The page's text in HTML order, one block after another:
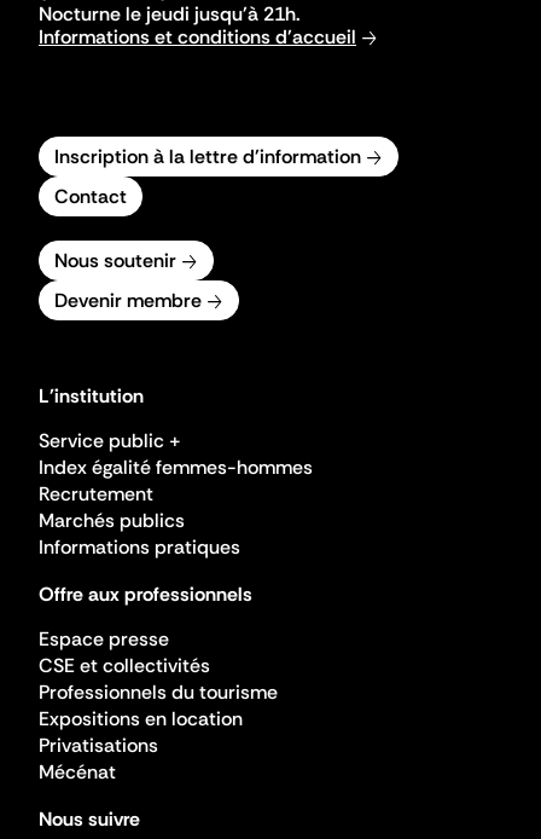
Nocturne le jeudi jusqu'à 21h.
Informations et conditions d'accueil
Inscription à la lettre d'information
Contact
Nous soutenir
Devenir membre
L'institution
Service public +
Index égalité femmes-hommes
Recrutement
Marchés publics
Informations pratiques
Offre aux professionnels
Espace presse
CSE et collectivités
Professionnels du tourisme
Expositions en location
Privatisations
Mécénat
Nous suivre